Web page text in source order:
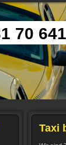
70 641
Taxi